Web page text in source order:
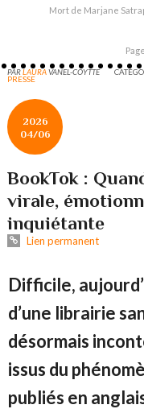
Mort de Marjane
PARLAURAVANEL-COYTTE
PRESSE
2026
04/06
BookTok :
virale,
inquiétante
Lien permanent
Difficile,
d’une librairie
désormais
issus du
publiés en